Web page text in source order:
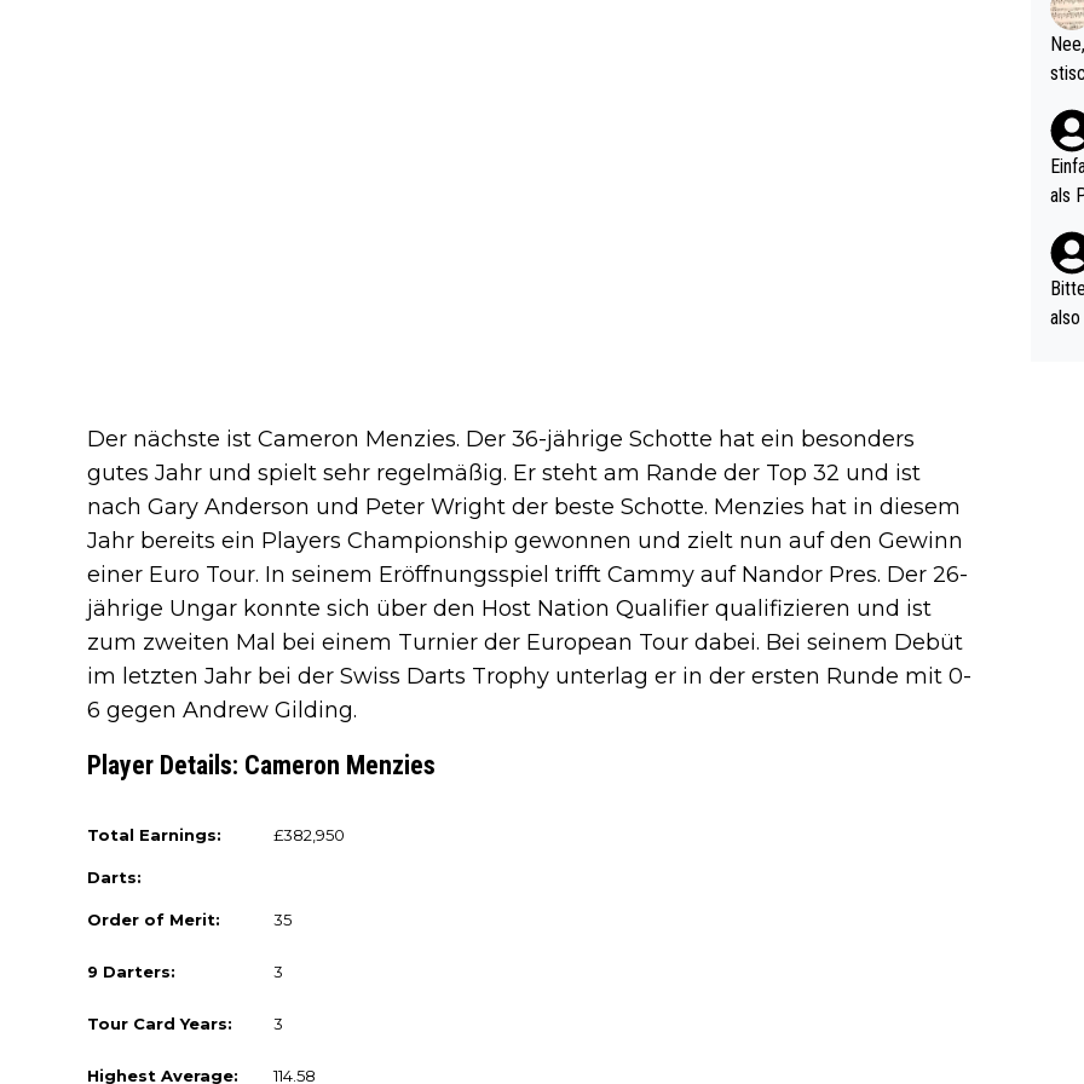
Der nächste ist Cameron Menzies. Der 36-jährige Schotte hat ein besonders
gutes Jahr und spielt sehr regelmäßig. Er steht am Rande der Top 32 und ist
nach Gary Anderson und Peter Wright der beste Schotte. Menzies hat in diesem
Jahr bereits ein Players Championship gewonnen und zielt nun auf den Gewinn
einer Euro Tour. In seinem Eröffnungsspiel trifft Cammy auf Nandor Pres. Der 26-
jährige Ungar konnte sich über den Host Nation Qualifier qualifizieren und ist
zum zweiten Mal bei einem Turnier der European Tour dabei. Bei seinem Debüt
im letzten Jahr bei der Swiss Darts Trophy unterlag er in der ersten Runde mit 0-
6 gegen Andrew Gilding.
Player Details: Cameron Menzies
Total Earnings: £382,950
Darts:
Order of Merit: 35
9 Darters: 3
Tour Card Years: 3
Highest Average: 114.58
(in
als
nes
ttler
vV
als